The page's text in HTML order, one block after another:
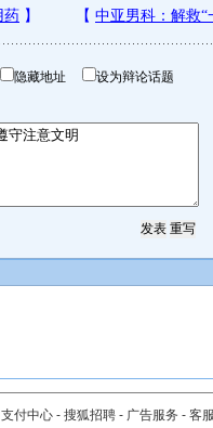
隐藏地址 设为辩论话题
支付中心 - 搜狐招聘 - 广告服务 - 客